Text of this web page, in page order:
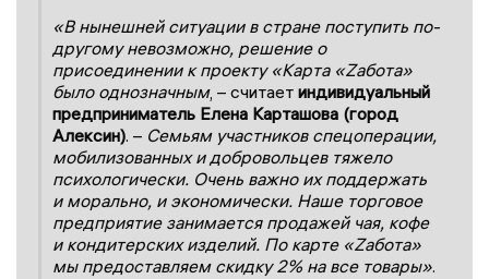
«В нынешней ситуации в стране поступить по-
другому невозможно, решение о
присоединении к проекту «Карта «Zабота»
было однозначным, – считает индивидуальный
предприниматель Елена Карташова (город
Алексин). – Семьям участников спецоперации,
мобилизованных и добровольцев тяжело
психологически. Очень важно их поддержать
и морально, и экономически. Наше торговое
предприятие занимается продажей чая, кофе
и кондитерских изделий. По карте «Zабота»
мы предоставляем скидку 2% на все товары».